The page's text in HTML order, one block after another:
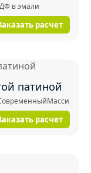
в эмали
расчет
патиной
Массив
расчет